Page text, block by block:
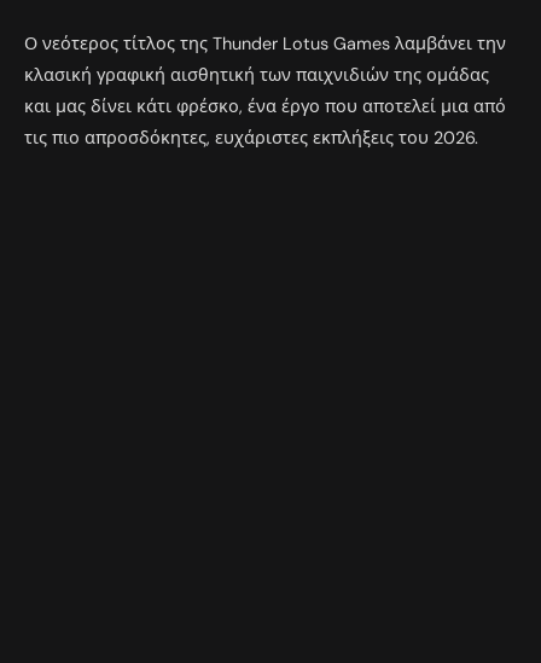
Ο νεότερος τίτλος της Thunder Lotus Games λαμβάνει την
κλασική γραφική αισθητική των παιχνιδιών της ομάδας
και μας δίνει κάτι φρέσκο, ένα έργο που αποτελεί μια από
τις πιο απροσδόκητες, ευχάριστες εκπλήξεις του 2026.